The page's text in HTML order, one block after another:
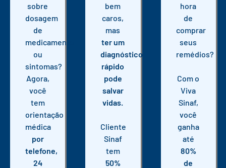
sobre
dosagem
de
medicamento
ou
sintomas?
Agora,
você
tem
orientação
médica
por
telefone,
24
bem
caros,
mas
ter um
diagnóstico
rápido
pode
salvar
vidas.
Cliente
Sinaf
tem
50%
hora
de
comprar
seus
remédios?
Com o
Viva
Sinaf,
você
ganha
até
80%
de